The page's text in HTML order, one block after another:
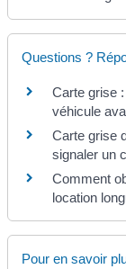
Questions ?
Carte grise
véhicule
Carte grise
signaler un
Comment
location
Pour en savoir